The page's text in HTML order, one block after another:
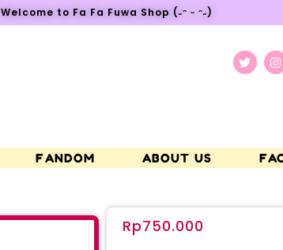
Welcome to Fa Fa Fuwa Shop (˶ᵔ ᵕ ᵔ˶)
FANDOM ABOUT US
Rp750.000